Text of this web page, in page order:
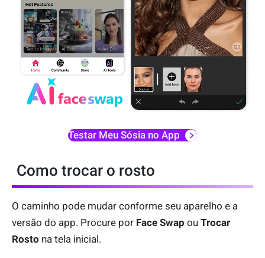
Testar Meu Sósia no App
Como trocar o rosto
O caminho pode mudar conforme seu aparelho e a
versão do app. Procure por Face Swap ou Trocar
Rosto na tela inicial.